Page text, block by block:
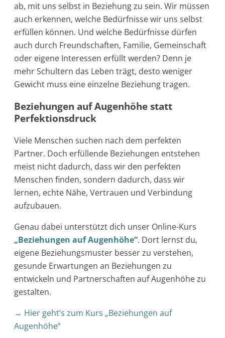
ab, mit uns selbst in Beziehung zu sein. Wir müssen
auch erkennen, welche Bedürfnisse wir uns selbst
erfüllen können. Und welche Bedürfnisse dürfen
auch durch Freundschaften, Familie, Gemeinschaft
oder eigene Interessen erfüllt werden? Denn je
mehr Schultern das Leben trägt, desto weniger
Gewicht muss eine einzelne Beziehung tragen.
Beziehungen auf Augenhöhe statt
Perfektionsdruck
Viele Menschen suchen nach dem perfekten
Partner. Doch erfüllende Beziehungen entstehen
meist nicht dadurch, dass wir den perfekten
Menschen finden, sondern dadurch, dass wir
lernen, echte Nähe, Vertrauen und Verbindung
aufzubauen.
Genau dabei unterstützt dich unser Online-Kurs
„Beziehungen auf Augenhöhe“. Dort lernst du,
eigene Beziehungsmuster besser zu verstehen,
gesunde Erwartungen an Beziehungen zu
entwickeln und Partnerschaften auf Augenhöhe zu
gestalten.
→ Hier geht’s zum Kurs „Beziehungen auf
Augenhöhe“